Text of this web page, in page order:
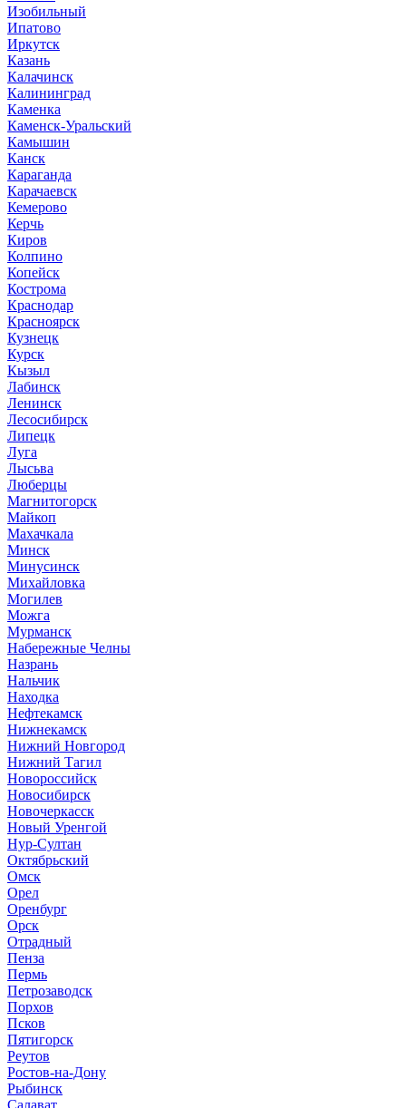
Изобильный
Ипатово
Иркутск
Казань
Калачинск
Калининград
Каменка
Каменск-Уральский
Камышин
Канск
Караганда
Карачаевск
Кемерово
Керчь
Киров
Колпино
Копейск
Кострома
Краснодар
Красноярск
Кузнецк
Курск
Кызыл
Лабинск
Ленинск
Лесосибирск
Липецк
Луга
Лысьва
Люберцы
Магнитогорск
Майкоп
Махачкала
Минск
Минусинск
Михайловка
Могилев
Можга
Мурманск
Набережные Челны
Назрань
Нальчик
Находка
Нефтекамск
Нижнекамск
Нижний Новгород
Нижний Тагил
Новороссийск
Новосибирск
Новочеркасск
Новый Уренгой
Нур-Султан
Октябрьский
Омск
Орел
Оренбург
Орск
Отрадный
Пенза
Пермь
Петрозаводск
Порхов
Псков
Пятигорск
Реутов
Ростов-на-Дону
Рыбинск